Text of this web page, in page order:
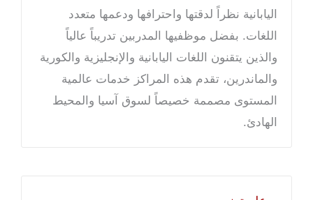
اليابانية نظراً لدقتها واحترافها ودعمها متعدد
اللغات. بفضل موظفيها المدربين تدريباً عالياً
والذين يتقنون اللغات اليابانية والإنجليزية والكورية
والماندرين، تقدم هذه المراكز خدمات عالمية
المستوى مصممة خصيصاً لسوق آسيا والمحيط
الهادئ.